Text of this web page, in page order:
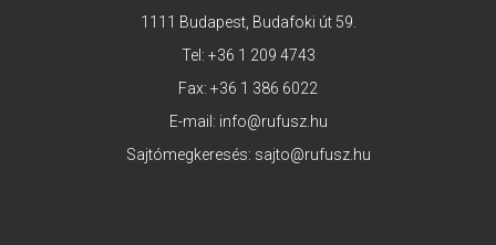
1111 Budapest, Budafoki út 59.
Tel: +36 1 209 4743
Fax: +36 1 386 6022
E-mail: info@rufusz.hu
Sajtómegkeresés: sajto@rufusz.hu